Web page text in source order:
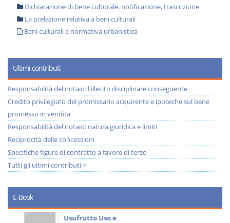
Dichiarazione di bene culturale, notificazione, trascrizione
La prelazione relativa a beni culturali
Beni culturali e normativa urbanistica
Ultimi contributi
Responsabilità del notaio: l'illecito disciplinare conseguente
Credito privilegiato del promissario acquirente e ipoteche sul bene
promesso in vendita
Responsabilità del notaio: natura giuridica e limiti
Reciprocità delle concessioni
Specifiche figure di contratto a favore di terzo
Tutti gli ultimi contributi >
E-Book
Usufrutto Uso e